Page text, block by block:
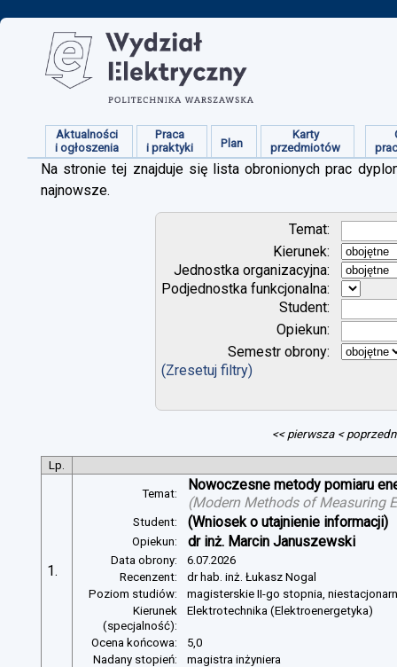
Aktualności
i ogłoszenia
Praca
i praktyki
Plan
Karty
przedmiotów
Na stronie tej znajduje się lista obronionych prac
najnowsze.
Temat:
Kierunek:
Jednostka organizacyjna:
Podjednostka funkcjonalna:
Student:
Opiekun:
Semestr obrony:
(Zresetuj filtry)
<< pierwsza <
Lp.
1.
Temat:
Nowoczesne metody pomiaru
(Modern Methods of Measuring
Student: (Wniosek o utajnienie informacji)
Opiekun: dr inż. Marcin Januszewski
Data obrony:
6.07.2026
Recenzent:
dr hab. inż. Łukasz Nogal
Poziom studiów:
magisterskie II-go stopnia,
Kierunek
(specjalność):
Elektrotechnika (Elektroenergetyka)
Ocena końcowa:
5,0
Nadany stopień:
magistra inżyniera